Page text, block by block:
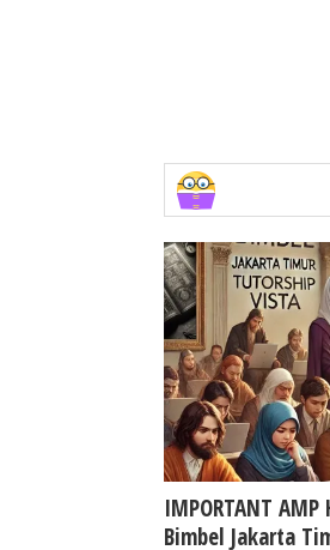
IMPORTANT AMP
Bimbel Jakarta